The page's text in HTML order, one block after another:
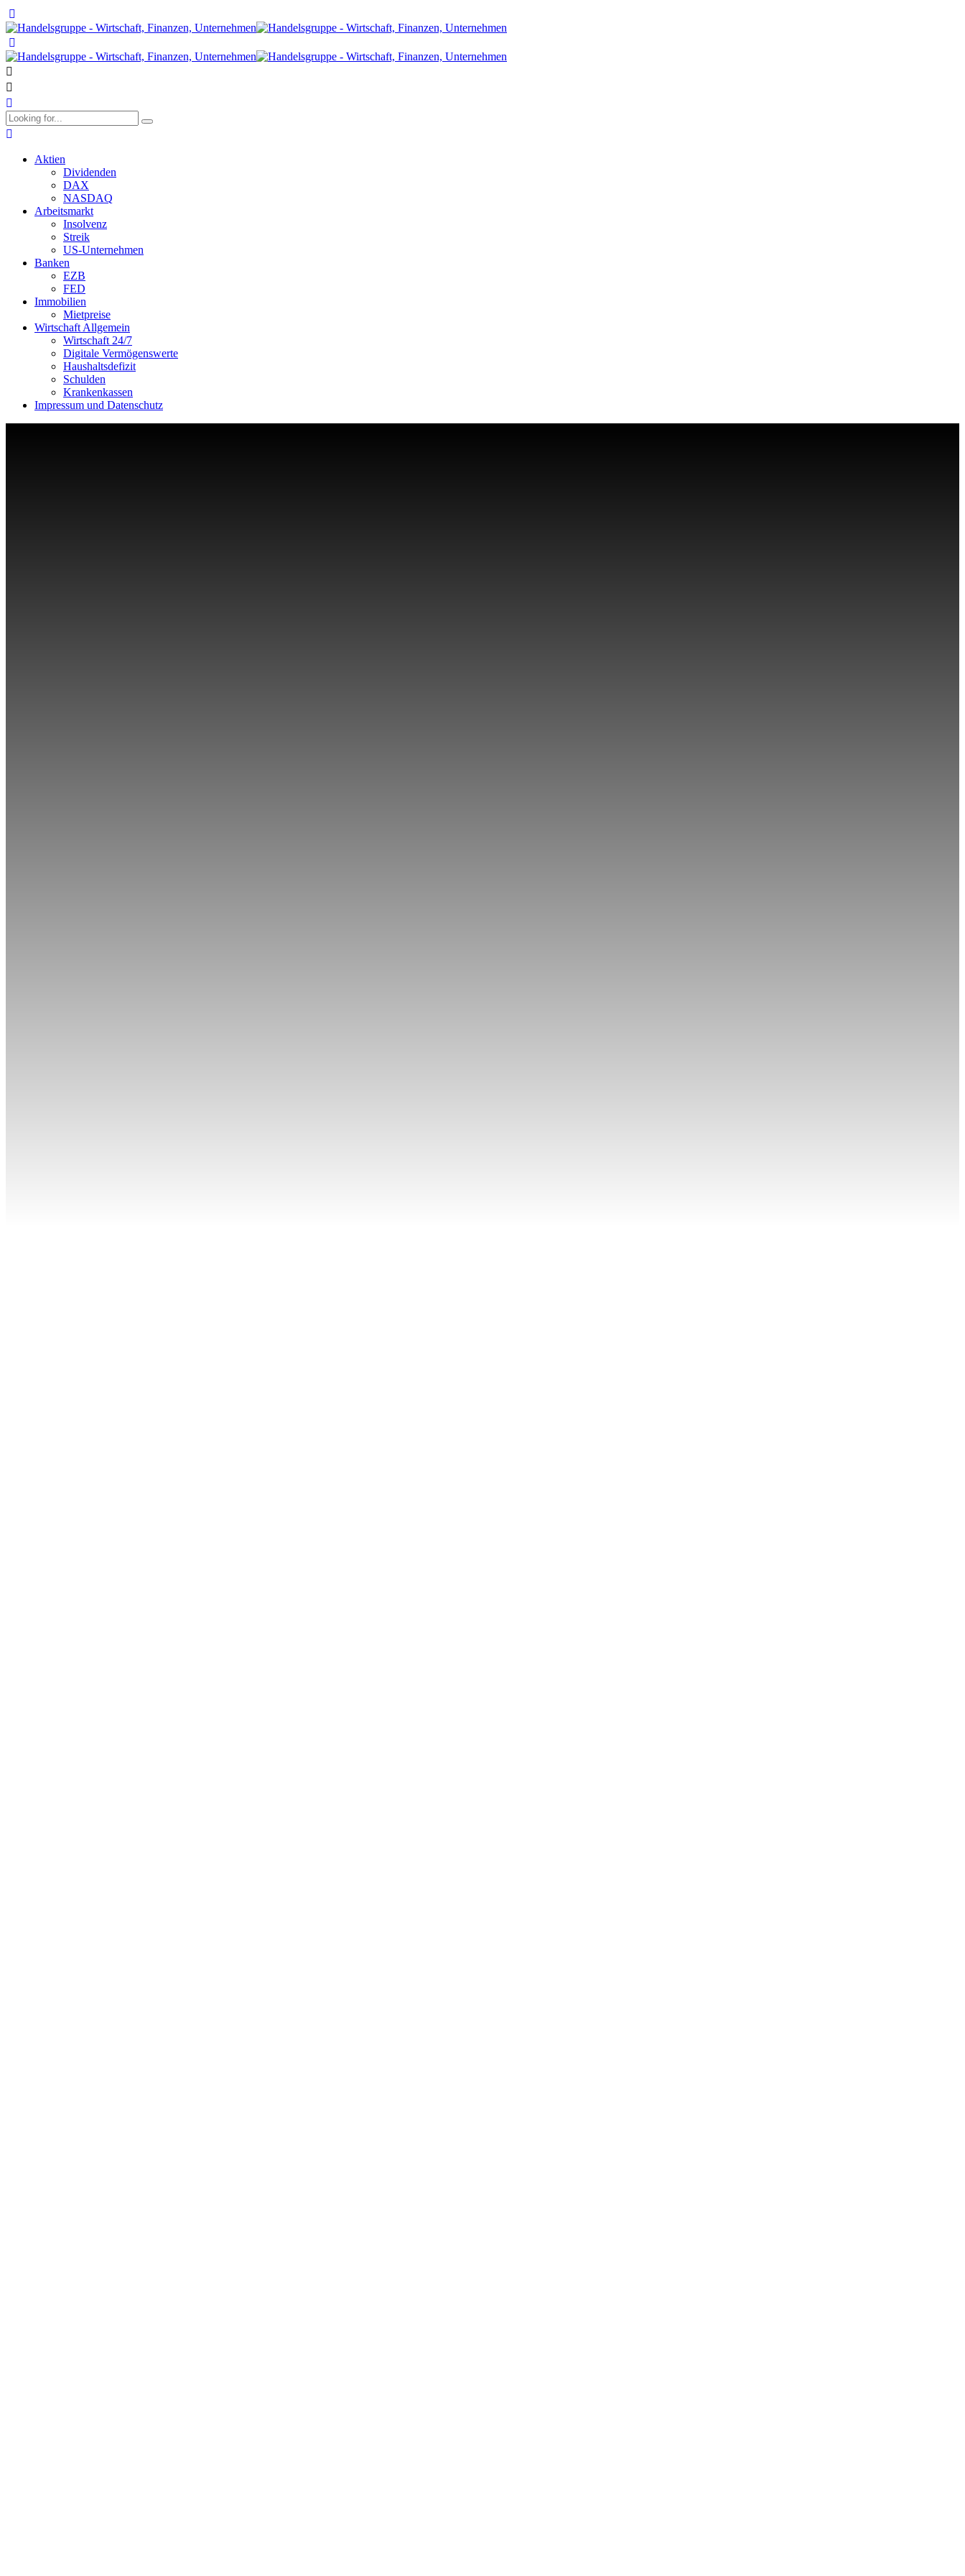
Aktien
Dividenden
DAX
NASDAQ
Arbeitsmarkt
Insolvenz
Streik
US-Unternehmen
Banken
EZB
FED
Immobilien
Mietpreise
Wirtschaft Allgemein
Wirtschaft 24/7
Digitale Vermögenswerte
Haushaltsdefizit
Schulden
Krankenkassen
Impressum und Datenschutz